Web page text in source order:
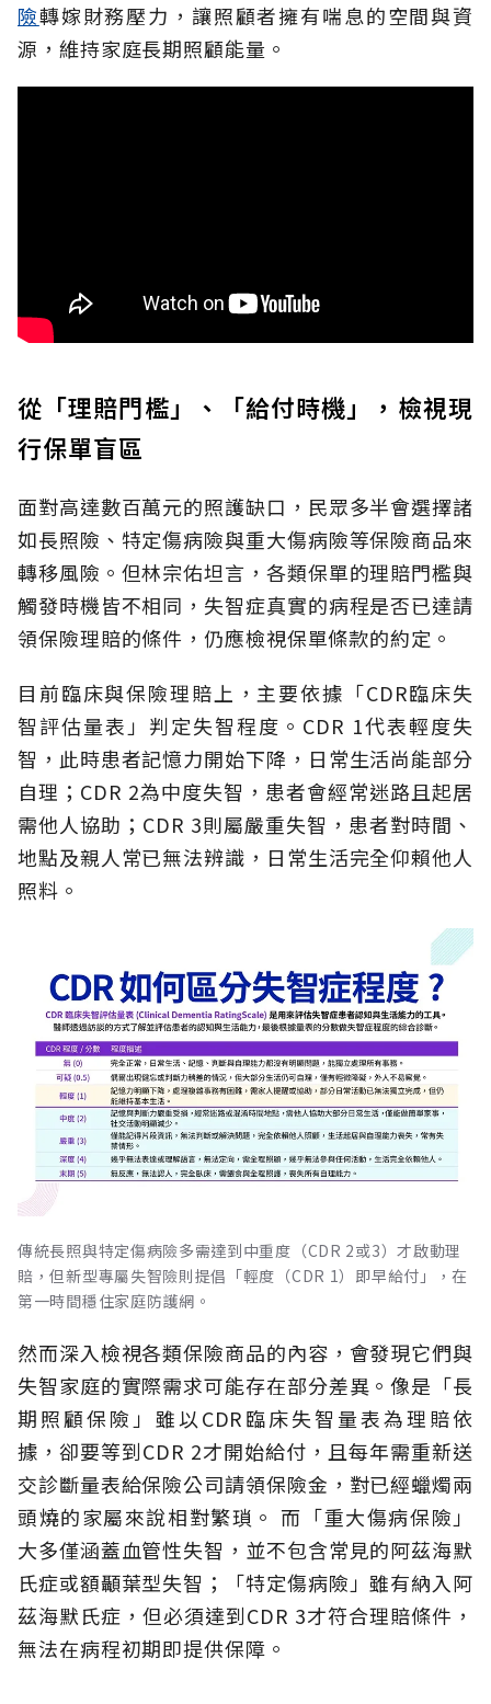
險轉嫁財務壓力，讓照顧者擁有喘息的空間與資
源，維持家庭長期照顧能量。
從「理賠門檻」、「給付時機」，檢視現
行保單盲區
面對高達數百萬元的照護缺口，民眾多半會選擇諸
如長照險、特定傷病險與重大傷病險等保險商品來
轉移風險。但林宗佑坦言，各類保單的理賠門檻與
觸發時機皆不相同，失智症真實的病程是否已達請
領保險理賠的條件，仍應檢視保單條款的約定。
目前臨床與保險理賠上，主要依據「CDR臨床失
智評估量表」判定失智程度。CDR 1代表輕度失
智，此時患者記憶力開始下降，日常生活尚能部分
自理；CDR 2為中度失智，患者會經常迷路且起居
需他人協助；CDR 3則屬嚴重失智，患者對時間、
地點及親人常已無法辨識，日常生活完全仰賴他人
照料。
傳統長照與特定傷病險多需達到中重度（CDR 2或3）才啟動理
賠，但新型專屬失智險則提倡「輕度（CDR 1）即早給付」，在
第一時間穩住家庭防護網。
然而深入檢視各類保險商品的內容，會發現它們與
失智家庭的實際需求可能存在部分差異。像是「長
期照顧保險」雖以CDR臨床失智量表為理賠依
據，卻要等到CDR 2才開始給付，且每年需重新送
交診斷量表給保險公司請領保險金，對已經蠟燭兩
頭燒的家屬來說相對繁瑣。 而「重大傷病保險」
大多僅涵蓋血管性失智，並不包含常見的阿茲海默
氏症或額顳葉型失智；「特定傷病險」雖有納入阿
茲海默氏症，但必須達到CDR 3才符合理賠條件，
無法在病程初期即提供保障。